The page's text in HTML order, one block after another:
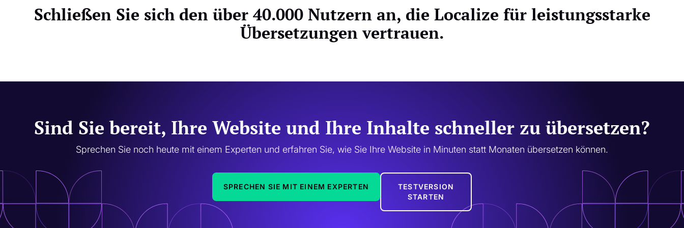
Schließen Sie sich den über 40.000 Nutzern an, die Localize für leistungsstarke
Übersetzungen vertrauen.
Sind Sie bereit, Ihre Website und Ihre Inhalte schneller zu übersetzen?
Sprechen Sie noch heute mit einem Experten und erfahren Sie, wie Sie Ihre Website in Minuten statt Monaten übersetzen können.
SPRECHEN SIE MIT EINEM EXPERTEN
TESTVERSION
STARTEN